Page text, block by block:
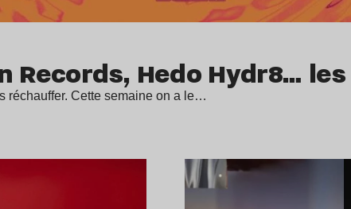
Records, Hedo Hydr8…
réchauffer. Cette semaine on a le…